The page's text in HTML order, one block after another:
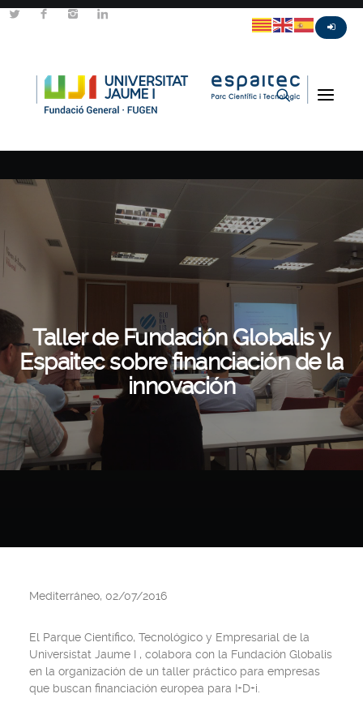
Taller de Fundación Globalis y
Espaitec sobre financiación de la
innovación
Mediterráneo, 02/07/2016
El Parque Científico, Tecnológico y Empresarial de la
Universistat Jaume I , colabora con la Fundación Globalis
en la organización de un taller práctico para empresas
que buscan financiación europea para I+D+i.